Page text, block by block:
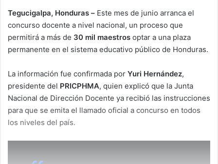
Tegucigalpa, Honduras – Este mes de junio arranca el
concurso docente a nivel nacional, un proceso que
permitirá a más de 30 mil maestros optar a una plaza
permanente en el sistema educativo público de Honduras.
La información fue confirmada por Yuri Hernández,
presidente del PRICPHMA, quien explicó que la Junta
Nacional de Dirección Docente ya recibió las instrucciones
para que se emita el llamado oficial a concurso en todos
los niveles del país.